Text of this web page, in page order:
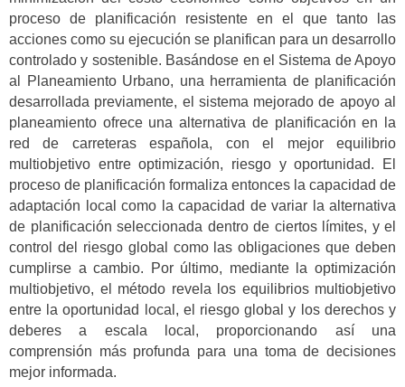
proceso de planificación resistente en el que tanto las
acciones como su ejecución se planifican para un desarrollo
controlado y sostenible. Basándose en el Sistema de Apoyo
al Planeamiento Urbano, una herramienta de planificación
desarrollada previamente, el sistema mejorado de apoyo al
planeamiento ofrece una alternativa de planificación en la
red de carreteras española, con el mejor equilibrio
multiobjetivo entre optimización, riesgo y oportunidad. El
proceso de planificación formaliza entonces la capacidad de
adaptación local como la capacidad de variar la alternativa
de planificación seleccionada dentro de ciertos límites, y el
control del riesgo global como las obligaciones que deben
cumplirse a cambio. Por último, mediante la optimización
multiobjetivo, el método revela los equilibrios multiobjetivo
entre la oportunidad local, el riesgo global y los derechos y
deberes a escala local, proporcionando así una
comprensión más profunda para una toma de decisiones
mejor informada.